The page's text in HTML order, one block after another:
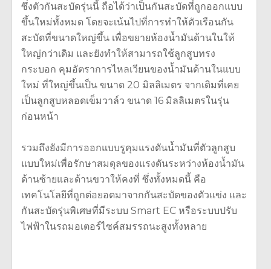
ซึ่งตัวกันสะบัดรุ่นนี้ ถือได้ว่าเป็นกันสะบัดที่ถูกออกแบบ
ขึ้นใหม่ทั้งหมด โดยจะเน้นไปที่การทำให้ตัวเรือนกัน
สะบัดที่ขนาดใหญ่ขึ้น เพื่อขยายห้องน้ำมันด้านในให้
ใหญ่กว่าเดิม และยังทำให้สามารถใช้ลูกสูบทรง
กระบอก คุมอัตราการไหลเวียนของน้ำมันด้านในแบบ
ใหม่ ที่ใหญ่ขึ้นเป็น ขนาด 20 มิลลิเมตร จากเดิมที่เคย
เป็นลูกสูบหลอดเข็มวาล์ว ขนาด 16 มิลลิเมตรในรุ่น
ก่อนหน้า
รวมถึงยังมีการออกแบบรูคุมแรงดันน้ำมันที่ตัวลูกสูบ
แบบใหม่เพื่อรักษาสมดุลของแรงดันระหว่างห้องน้ำมัน
ด้านซ้ายและด้านขวาให้คงที่ ซึ่งทั้งหมดนี้ คือ
เทคโนโลยีที่ถูกต่อยอดมาจากกันสะบัดของตัวแข่ง และ
กันสะบัดรุ่นพิเศษที่มีระบบ Smart EC หรือระบบปรับ
ไฟฟ้าในรถมอเตอร์ไซค์สมรรถนะสูงทั้งหลาย